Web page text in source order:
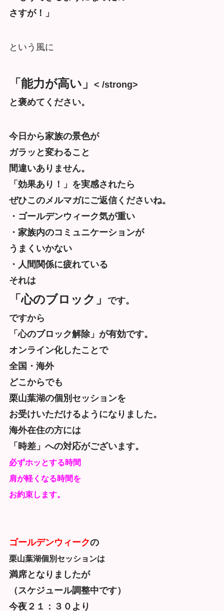
さすが！」
という風に
「能力が高い」
< /strong>
と褒めてください。
今日から家族の景色が
ガラッと変わること
間違いありません。
「効果あり！」を実感されたら
ぜひこのメルマガにご返信くださいね。
・ゴールデンウィーク気が重い
・家族内のコミュニケーションが
うまくいかない
・人間関係に疲れている
それは
「心のブロック」
です。
ですから
「心のブロック解除」が有効です。
オンライン化したことで
全国・海外
どこからでも
栗山葉湖の個別セッションを
お受けいただけるようになりました。
海外在住の方には
「時差」への対応がございます。
必ずホッとする時間
肩が軽くなる時間を
お約束します。
ゴールデンウィークの
栗山葉湖個別セッションは
満席となりましたが
（スケジュール調整中です）
今夜２１：３０より